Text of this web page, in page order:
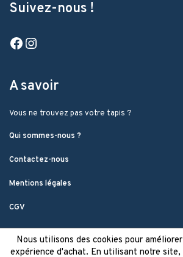
Suivez-nous !
Facebook
A savoir
Vous ne trouvez pas votre tapis ?
Qui sommes-nous ?
Contactez-nous
Mentions légales
CGV
Nous utilisons des cookies pour
expérience d'achat. En utilisant notre site,